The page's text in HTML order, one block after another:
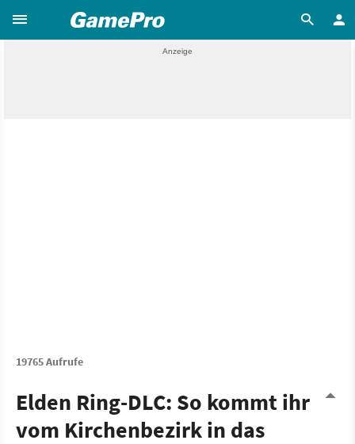
19765 Aufrufe
Elden Ring-DLC: So kommt ihr
vom Kirchenbezirk in das